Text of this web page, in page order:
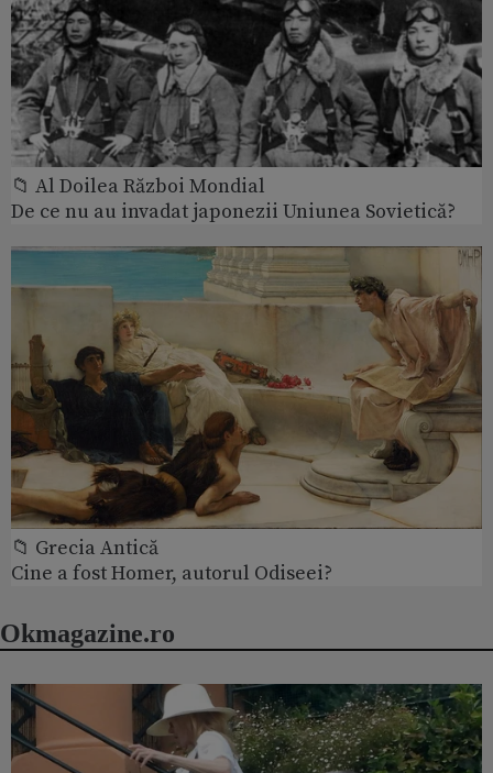
📁 Al Doilea Război Mondial
De ce nu au invadat japonezii Uniunea Sovietică?
📁 Grecia Antică
Cine a fost Homer, autorul Odiseei?
Okmagazine.ro